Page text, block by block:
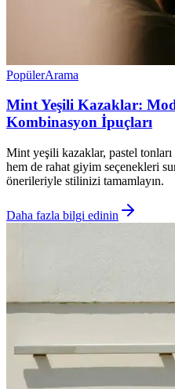
PopülerArama
Mint Yeşili Kazaklar:
Kombinasyon İpuçları
Mint yeşili kazaklar, pastel
hem de rahat giyim seçenekleri
önerileriyle stilinizi tamamlayın.
Daha fazla bilgi edinin